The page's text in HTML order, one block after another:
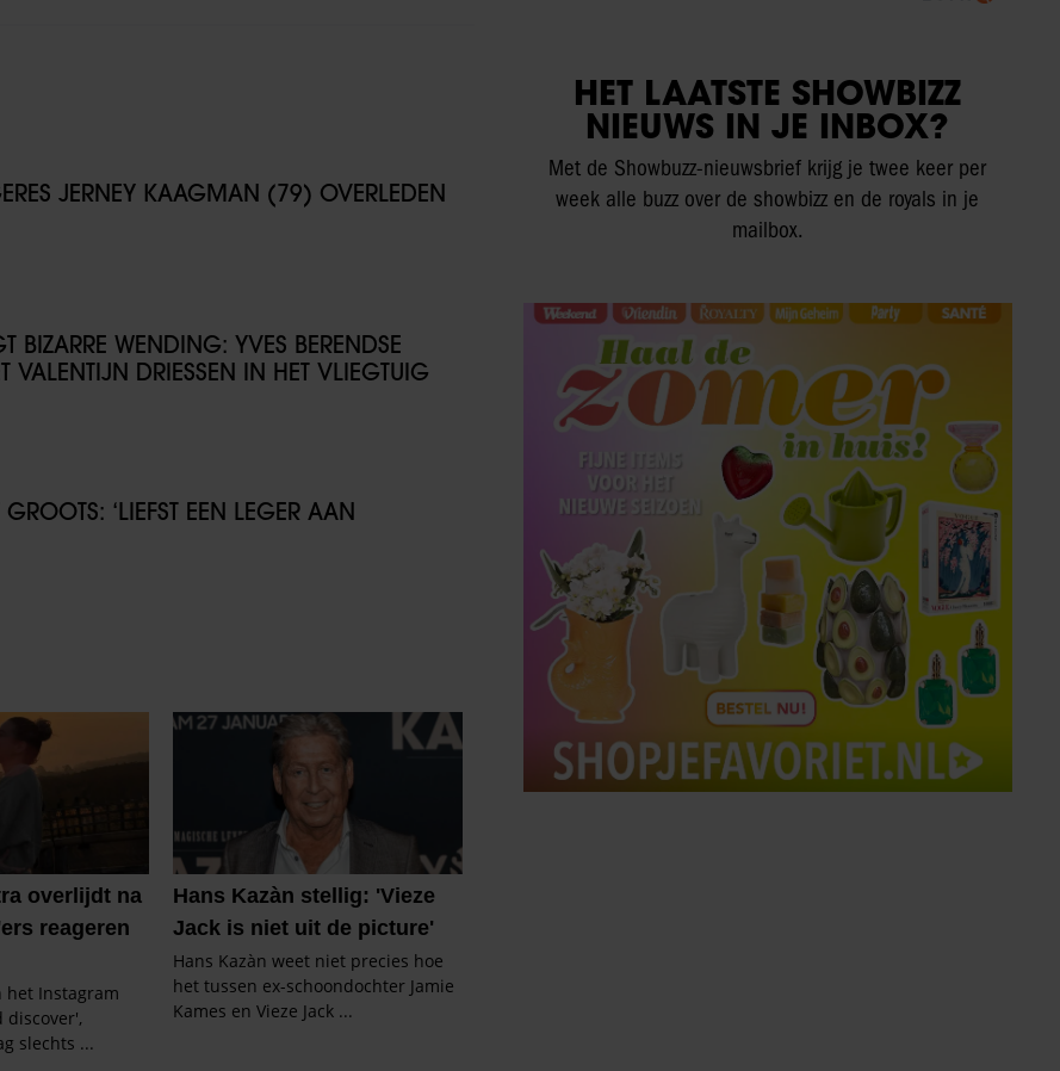
JERNEY KAAGMAN (79) OVERLEDEN
BIZARRE WENDING: YVES BERENDSE
VALENTIJN DRIESSEN IN HET VLIEGTUIG
‘LIEFST EEN LEGER AAN
HET LAATSTE SHOWBIZZ
NIEUWS IN JE INBOX?
Met de Showbuzz-nieuwsbrief krijg je twee keer per
week alle buzz over de showbizz en de royals in je
mailbox.